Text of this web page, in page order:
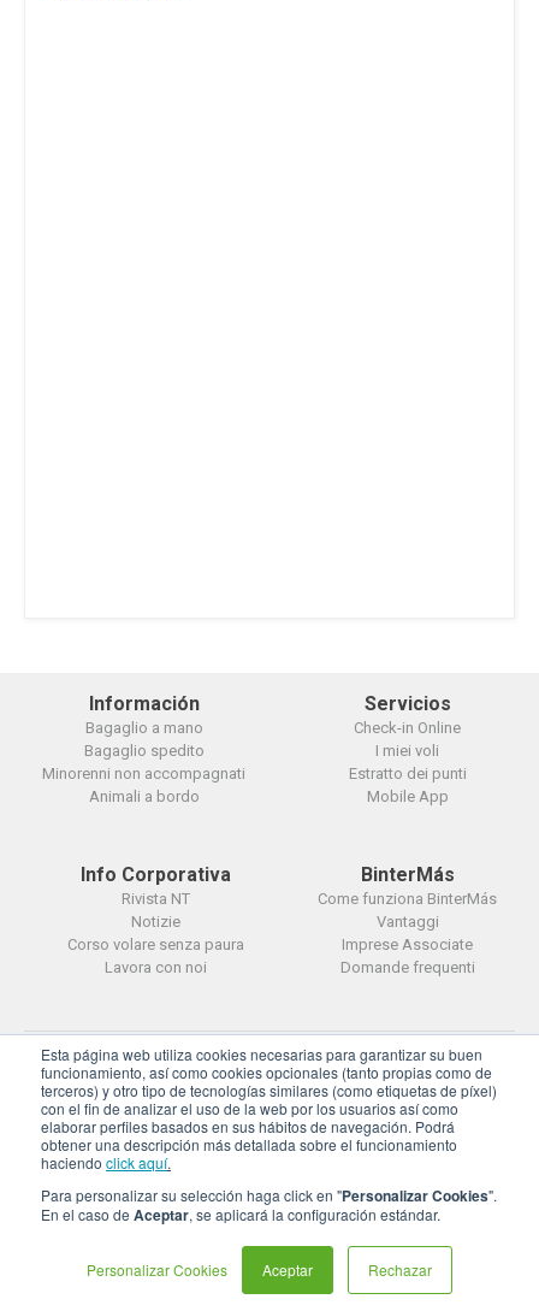
Esta página web utiliza cookies necesarias para garantizar su buen
funcionamiento, así como cookies opcionales (tanto propias como de
terceros) y otro tipo de tecnologías similares (como etiquetas de píxel)
con el fin de analizar el uso de la web por los usuarios así como
elaborar perfiles basados en sus hábitos de navegación. Podrá
obtener una descripción más detallada sobre el funcionamiento
haciendo click aquí.
Para personalizar su selección haga click en "Personalizar Cookies".
En el caso de Aceptar, se aplicará la configuración estándar.
Personalizar Cookies Aceptar Rechazar
Información
Bagaglio a mano
Bagaglio spedito
Minorenni non accompagnati
Animali a bordo
Servicios
Check-in Online
I miei voli
Estratto dei punti
Mobile App
Info Corporativa
Rivista NT
Notizie
Corso volare senza paura
Lavora con noi
BinterMás
Come funziona BinterMás
Vantaggi
Imprese Associate
Domande frequenti
© BinterCanarias
Agenzie di Viaggi|Privacy |Cookies
Configura i cookie